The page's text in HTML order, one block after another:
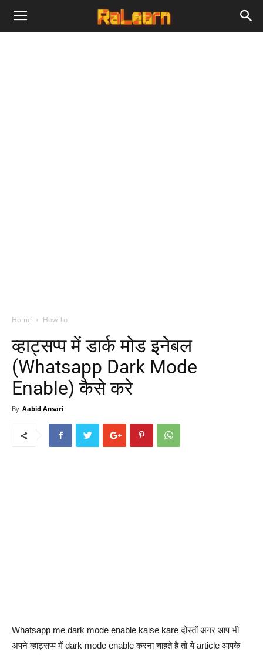
Home How To
व्हाट्सप्प में डार्क मोड इनेबल
(Whatsapp Dark Mode
Enable) कैसे करे
By Aabid Ansari
Whatsapp me dark mode enable kaise kare दोस्तों अगर आप भी
अपने व्हाट्सप्प में dark mode enable करना चाहते है तो ये article आपके